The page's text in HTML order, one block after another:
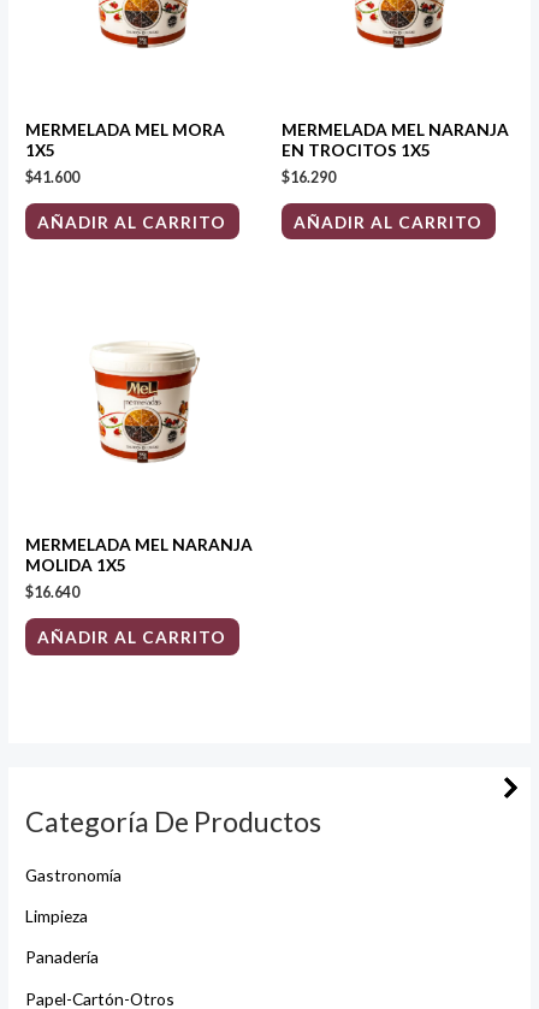
Categoría De Productos
Gastronomía
Limpieza
Panadería
Papel-Cartón-Otros
MERMELADA MEL MORA
1X5
$41.600
AÑADIR AL CARRITO
MERMELADA MEL NARANJA
EN TROCITOS 1X5
$16.290
AÑADIR AL CARRITO
MERMELADA MEL NARANJA
MOLIDA 1X5
$16.640
AÑADIR AL CARRITO